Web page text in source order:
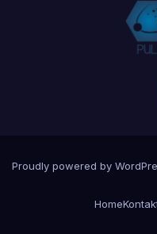
Proudly powered by
Home